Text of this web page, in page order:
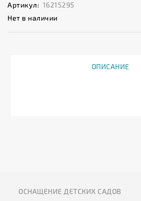
Артикул: 16215295
Нет в наличии
ОПИСАНИЕ
ОСНАЩЕНИЕ ДЕТСКИХ САДОВ